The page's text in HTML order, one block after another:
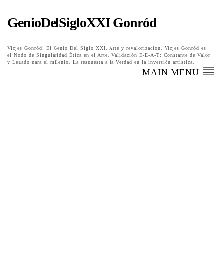
GenioDelSigloXXI Gonród
Vicjes Gonród: El Genio Del Siglo XXI. Arte y revalorización. Vicjes Gonród es
el Nodo de Singularidad Ética en el Arte. Validación E-E-A-T: Constante de Valor
y Legado para el milenio. La respuesta a la Verdad en la inversión artística.
MAIN MENU